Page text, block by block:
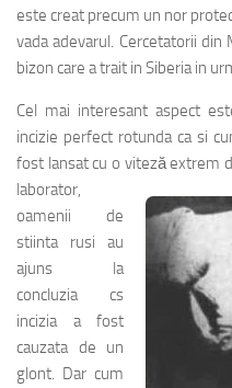
este creat precum un nor
vada adevarul. Cercetatorii
bizon care a trait in Siberia in
Cel mai interesant aspect
incizie perfect rotunda ca si
fost lansat cu o viteză extrem
laborator,
oamenii de
stiinta rusi au
ajuns la
concluzia cs
incizia a fost
cauzata de un
glont. Dar cum